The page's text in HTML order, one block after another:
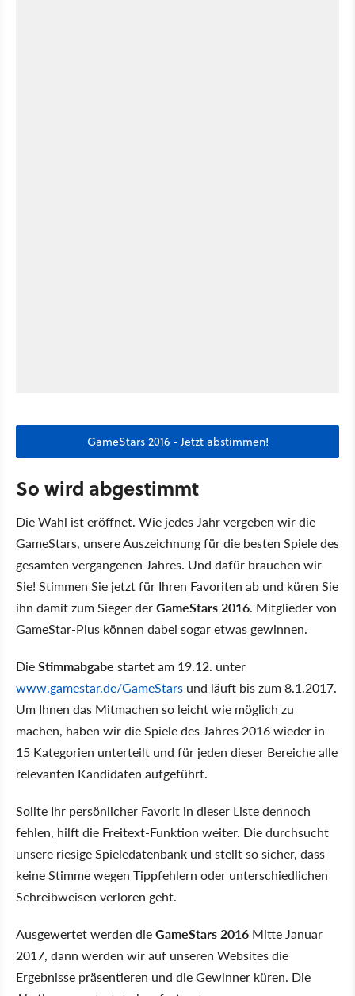
GameStars 2016 - Jetzt abstimmen!
So wird abgestimmt
Die Wahl ist eröffnet. Wie jedes Jahr vergeben wir die
GameStars, unsere Auszeichnung für die besten Spiele des
gesamten vergangenen Jahres. Und dafür brauchen wir
Sie! Stimmen Sie jetzt für Ihren Favoriten ab und küren Sie
ihn damit zum Sieger derGameStars 2016. Mitglieder von
GameStar-Plus können dabei sogar etwas gewinnen.
DieStimmabgabe startet am 19.12. unter
www.gamestar.de/GameStars und läuft bis zum 8.1.2017.
Um Ihnen das Mitmachen so leicht wie möglich zu
machen, haben wir die Spiele des Jahres 2016 wieder in
15 Kategorien unterteilt und für jeden dieser Bereiche alle
relevanten Kandidaten aufgeführt.
Sollte Ihr persönlicher Favorit in dieser Liste dennoch
fehlen, hilft die Freitext-Funktion weiter. Die durchsucht
unsere riesige Spieledatenbank und stellt so sicher, dass
keine Stimme wegen Tippfehlern oder unterschiedlichen
Schreibweisen verloren geht.
Ausgewertet werden dieGameStars 2016 Mitte Januar
2017, dann werden wir auf unseren Websites die
Ergebnisse präsentieren und die Gewinner küren. Die